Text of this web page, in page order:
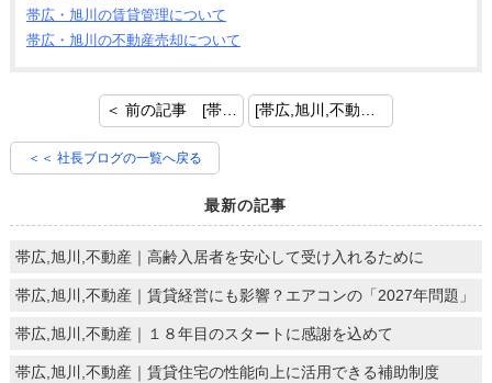
帯広・旭川の賃貸管理について
帯広・旭川の不動産売却について
＜ 前の記事 [帯広,旭川,不動産｜2020年度第四半期表彰！]
＜＜ 社長ブログの一覧へ戻る
最新の記事
帯広,旭川,不動産｜高齢入居者を安心して受け入れるために
帯広,旭川,不動産｜賃貸経営にも影響？エアコンの「2027年問題」
帯広,旭川,不動産｜１８年目のスタートに感謝を込めて
帯広,旭川,不動産｜賃貸住宅の性能向上に活用できる補助制度